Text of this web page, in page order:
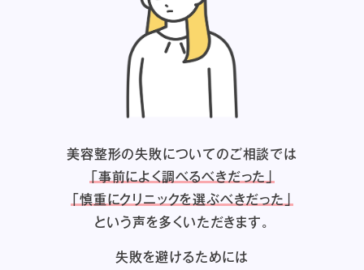
美容整形の失敗についてのご相談では
「事前によく調べるべきだった」
「慎重にクリニックを選ぶべきだった」
という声を多くいただきます。
失敗を避けるためには